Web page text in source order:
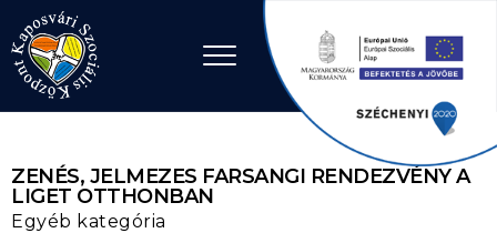
Ugrás a tartalomhoz
ZENÉS, JELMEZES FARSANGI RENDEZVÉNY A
LIGET OTTHONBAN
Egyéb kategória